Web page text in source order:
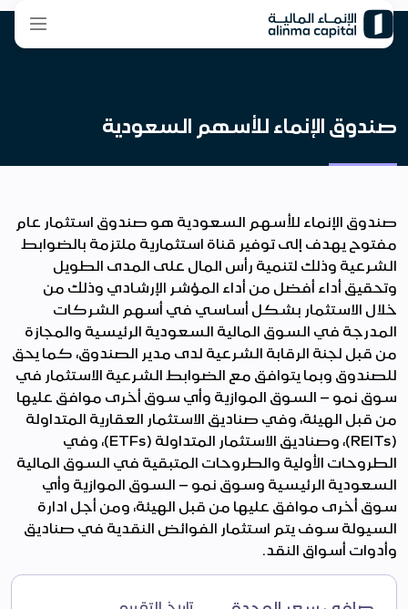
صندوق الإنماء للأسهم السعودية
صندوق الإنماء للأسهم السعودية هو صندوق استثمار عام
مفتوح يهدف إلى توفير قناة استثمارية ملتزمة بالضوابط
الشرعية وذلك لتنمية رأس المال على المدى الطويل
وتحقيق أداء أفضل من أداء المؤشر الإرشادي وذلك من
خلال الاستثمار بشكل أساسي في أسهم الشركات
المدرجة في السوق المالية السعودية الرئيسية والمجازة
من قبل لجنة الرقابة الشرعية لدى مدير الصندوق، كما يحق
للصندوق وبما يتوافق مع الضوابط الشرعية الاستثمار في
سوق نمو – السوق الموازية وأي سوق أخرى موافق عليها
من قبل الهيئة، وفي صناديق الاستثمار العقارية المتداولة
(
REITs)، وصناديق الاستثمار المتداولة (ETFs)، وفي
الطروحات الأولية والطروحات المتبقية في السوق المالية
السعودية الرئيسية وسوق نمو – السوق الموازية وأي
سوق أخرى موافق عليها من قبل الهيئة، ومن أجل ادارة
السيولة سوف يتم استثمار الفوائض النقدية في صناديق
وأدوات أسواق النقد.